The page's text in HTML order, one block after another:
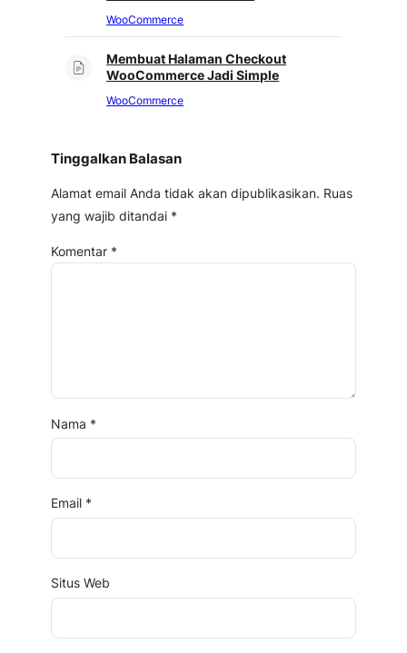
WooCommerce
Membuat Halaman Checkout
WooCommerce Jadi Simple
WooCommerce
Tinggalkan Balasan
Alamat email Anda tidak akan dipublikasikan. Ruas
yang wajib ditandai *
Komentar *
Nama *
Email *
Situs Web